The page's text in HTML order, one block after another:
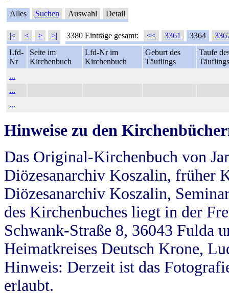
Alles Suchen Auswahl Detail
|< < > >| 3380 Einträge gesamt: << 3361 3364
Lfd-
Nr
Seite im
Kirchenbuch
Lfd-Nr im
Kirchenbuch
Geburt des
Täuflings
Taufe
Täuflings
...
...
...
Hinweise zu den
Das Original-Kirchenbuch von
Diözesanarchiv Koszalin, früher
Diözesanarchiv Koszalin,
des Kirchenbuches liegt in der
Schwank-Straße 8, 36043 Fulda
Heimatkreises Deutsch Krone,
Hinweis: Derzeit ist das
erlaubt.